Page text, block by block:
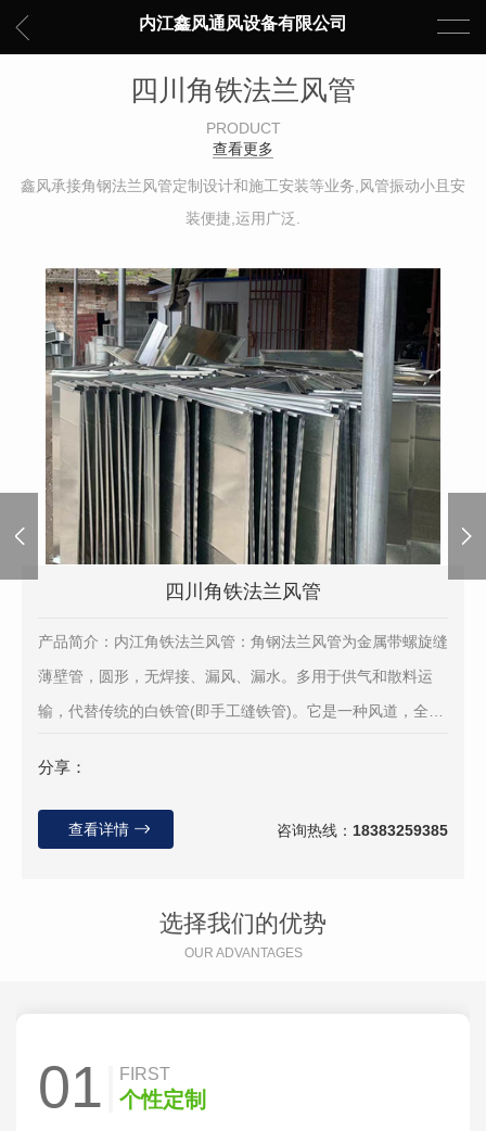
内江鑫风通风设备有限公司
四川角铁法兰风管
PRODUCT
查看更多
鑫风承接角钢法兰风管定制设计和施工安装等业务,风管振动小且安
装便捷,运用广泛.
四川角铁法兰风管
产品简介：内江角铁法兰风管：角钢法兰风管为金属带螺旋缝
薄壁管，圆形，无焊接、漏风、漏水。多用于供气和散料运
输，代替传统的白铁管(即手工缝铁管)。它是一种风道，全机
分享：
查看详情 咨询热线： 18383259385
选择我们的优势
OUR ADVANTAGES
01 FIRST
个性定制